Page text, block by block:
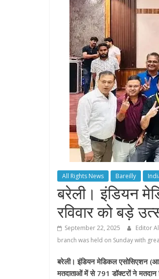
All Rights News Bareilly
बरेली। इंडियन
रविवार को बड़े
September 22, 2025 Editor
branch was held on Sunday with
बरेली। इंडियन मेडिकल एसोसिएशन
मतदाताओं में से 791 डॉक्टरों ने मतदान